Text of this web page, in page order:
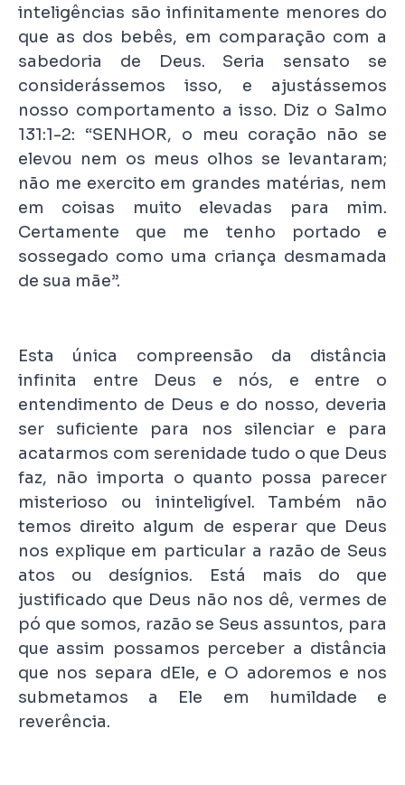
inteligências são infinitamente menores do
que as dos bebês, em comparação com a
sabedoria de Deus. Seria sensato se
considerássemos isso, e ajustássemos
nosso comportamento a isso. Diz o Salmo
131:1-2: “SENHOR, o meu coração não se
elevou nem os meus olhos se levantaram;
não me exercito em grandes matérias, nem
em coisas muito elevadas para mim.
Certamente que me tenho portado e
sossegado como uma criança desmamada
de sua mãe”.
Esta única compreensão da distância
infinita entre Deus e nós, e entre o
entendimento de Deus e do nosso, deveria
ser suficiente para nos silenciar e para
acatarmos com serenidade tudo o que Deus
faz, não importa o quanto possa parecer
misterioso ou ininteligível. Também não
temos direito algum de esperar que Deus
nos explique em particular a razão de Seus
atos ou desígnios. Está mais do que
justificado que Deus não nos dê, vermes de
pó que somos, razão se Seus assuntos, para
que assim possamos perceber a distância
que nos separa dEle, e O adoremos e nos
submetamos a Ele em humildade e
reverência.